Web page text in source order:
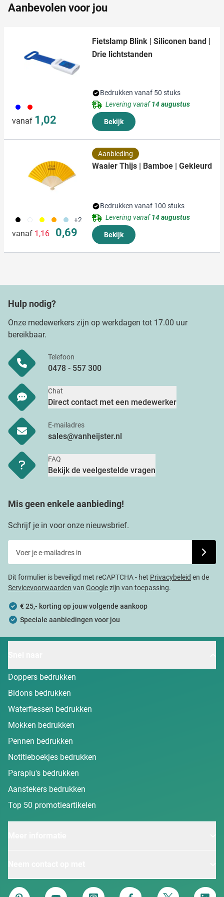
informatie die u aan ze heeft verstrekt of die ze hebben
Aanbevolen voor jou
005 008
vanaf 1,02
Fietslamp Blink | Siliconen band |
Drie lichtstanden
Bedrukken vanaf 50 stuks
Levering vanaf14 augustus
Bekijk
001 002 006 007 018 +2
vanaf Normale prijs
1,16 Speciale prijs
0,69
Aanbieding
Waaier Thijs | Bamboe | Gekleurd
Bedrukken vanaf 100 stuks
Levering vanaf14 augustus
Bekijk
Hulp nodig?
Onze medewerkers zijn op werkdagen tot 17.00 uur
bereikbaar.
Telefoon
0478 - 557 300
Chat
Direct contact met een medewerker
E-mailadres
sales@vanheijster.nl
FAQ
Bekijk de veelgestelde vragen
Mis geen enkele aanbieding!
Schrijf je in voor onze nieuwsbrief.
Dit formulier is beveiligd met reCAPTCHA - het Privacybeleid en de
Servicevoorwaarden van Googlezijn van toepassing.
€ 25,- korting op jouw volgende aankoop
Speciale aanbiedingen voor jou
Doppers bedrukken
Bidons bedrukken
Waterflessen bedrukken
Mokken bedrukken
Pennen bedrukken
Notitieboekjes bedrukken
Paraplu's bedrukken
Aanstekers bedrukken
Top 50 promotieartikelen
Van Heijster